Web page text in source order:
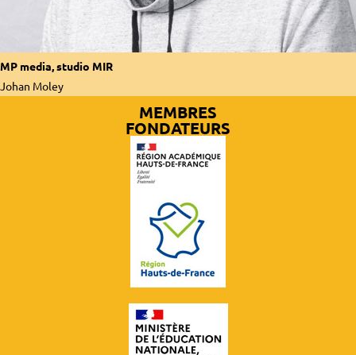
MP media,studio MIR
Johan Moley
MEMBRES
FONDATEURS